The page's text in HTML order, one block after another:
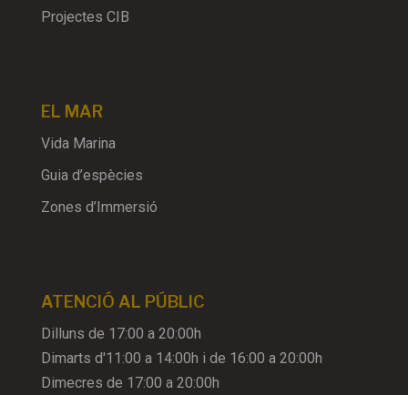
Projectes CIB
EL MAR
Vida Marina
Guia d’espècies
Zones d’Immersió
ATENCIÓ AL PÚBLIC
Dilluns de 17:00 a 20:00h
Dimarts d'11:00 a 14:00h i de 16:00 a 20:00h
Dimecres de 17:00 a 20:00h